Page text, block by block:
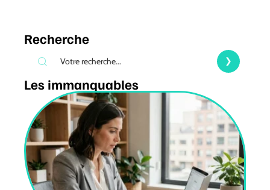
Recherche
Les immanquables